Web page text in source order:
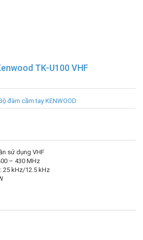
TK-U100 VHF
đàm cầm tay KENWOOD
sử dụng VHF
– 430 MHz
25 kHz/12.5 kHz